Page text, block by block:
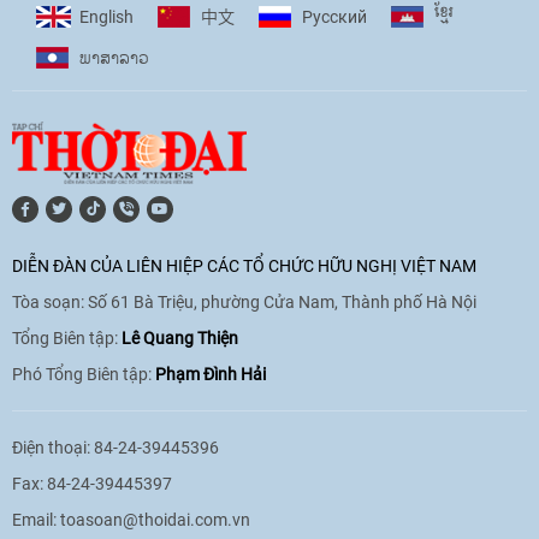
phó với biến đổi khí hậu
17:07|09/06/2026
[Video] Lào dành ưu tiên hàng đầu cho
quan hệ với Việt Nam
11:01 |09/06/2026
[Video] Doanh nghiệp Hoa Kỳ hỗ trợ
Việt Nam xác định danh tính người mất
English 中文 Pусский ខ្មែរ
ພາ​ສາ​ລາວ
DIỄN ĐÀN CỦA LIÊN HIỆP CÁC TỔ CHỨC HỮU NGHỊ VIỆT NAM
Tòa soạn: Số 61 Bà Triệu, phường Cửa Nam, Thành phố Hà Nội
Tổng Biên tập: Lê Quang Thiện
Phó Tổng Biên tập: Phạm Đình Hải
Điện thoại: 84-24-39445396
Fax: 84-24-39445397
Email:toasoan@thoidai.com.vn